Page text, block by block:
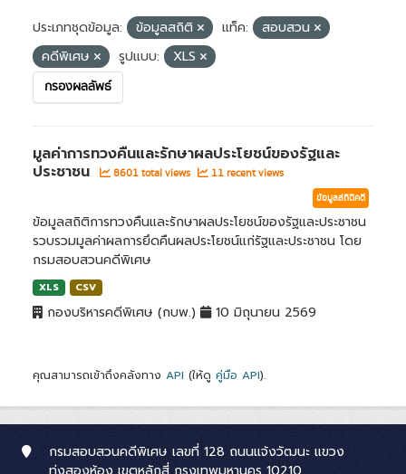
ประเภทชุดข้อมูล: ข้อมูลสถิติ แท็ค:
สอบสวน
คดีพิเศษ
รูปแบบ: XLS
กรองผลลัพธ์
มูลค่าการทวงคืนและรักษาผลประโยชน์ของรัฐและ
ประชาชน
8601 total views 11 recent views
ข้อมูลสถิติคดี
ข้อมูลสถิติการทวงคืนและรักษาผลประโยชน์ของรัฐและประชาชน
รวบรวมมูลค่าผลการยึดคืนผลประโยชน์แก่รัฐและประชาชน โดย
กรมสอบสวนคดีพิเศษ
XLS CSV
กองบริหารคดีพิเศษ (กบพ.) 10 มิถุนายน 2569
คุณสามารถเข้าถึงคลังทาง API (ให้ดู คู่มือ API).
กรมสอบสวนคดีพิเศษ เลขที่ 128 ถนนแจ้งวัฒนะ แขวง